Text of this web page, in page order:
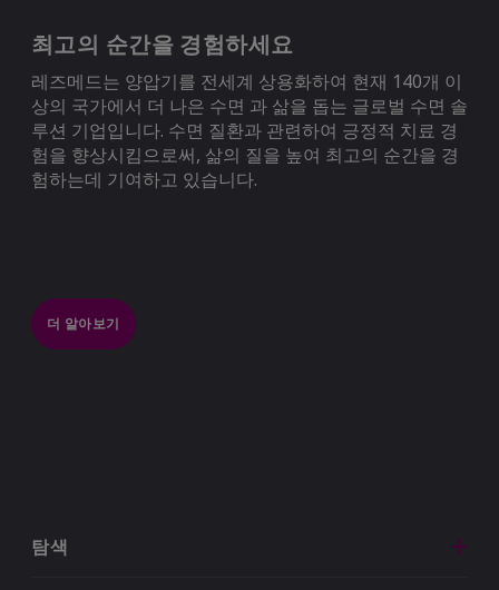
최고의 순간을 경험하세요
레즈메드는 양압기를 전세계 상용화하여 현재 140개 이
상의 국가에서 더 나은 수면 과 삶을 돕는 글로벌 수면 솔
루션 기업입니다. 수면 질환과 관련하여 긍정적 치료 경
험을 향상시킴으로써, 삶의 질을 높여 최고의 순간을 경
험하는데 기여하고 있습니다.
더 알아보기
탐색